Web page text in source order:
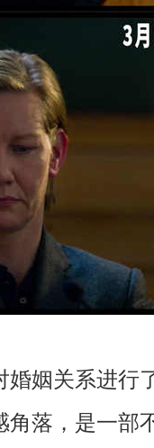
姻关系进行
角落，是一部